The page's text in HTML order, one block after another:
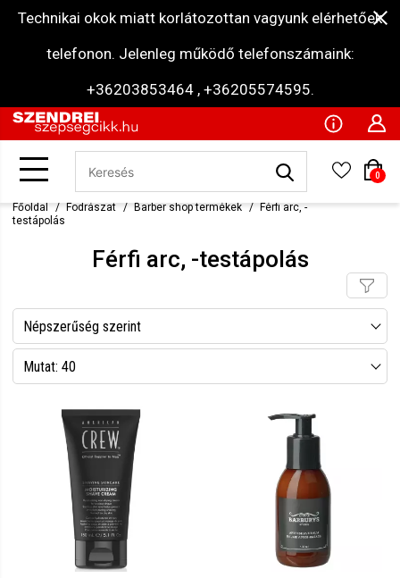
Technikai okok miatt korlátozottan vagyunk elérhetőek
telefonon. Jelenleg működő telefonszámaink:
+36203853464 , +36205574595.
0
Főoldal Fodrászat Barber shop termékek
Férfi arc, -
testápolás
Férfi arc, -testápolás
Népszerűség szerint
Név szerint csökkenő
Ár szerint csökkenő
Ár szerint növekvő
Mutat: 40
Mutat: 160